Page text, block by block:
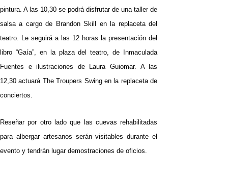
pintura. A las 10,30 se podrá disfrutar de una taller de
salsa a cargo de Brandon Skill en la replaceta del
teatro. Le seguirá a las 12 horas la presentación del
libro “Gaía”, en la plaza del teatro, de Inmaculada
Fuentes e ilustraciones de Laura Guiomar. A las
12,30 actuará The Troupers Swing en la replaceta de
conciertos.
Reseñar por otro lado que las cuevas rehabilitadas
para albergar artesanos serán visitables durante el
evento y tendrán lugar demostraciones de oficios.